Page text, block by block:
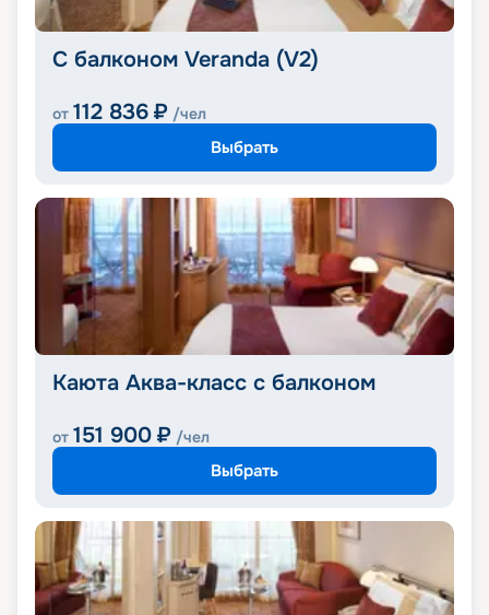
С балконом Veranda (V2)
от 112 836 ₽ /чел
Выбрать
Каюта Аква-класс с балконом
от 151 900 ₽ /чел
Выбрать